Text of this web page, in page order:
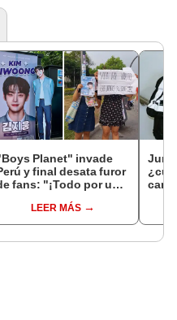
Planet" invade
y final desata furor
fans: "¡Todo por un
LEER MÁS